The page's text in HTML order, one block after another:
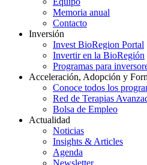
Memoria anual
Contacto
Inversión
Invest BioRegion Portal
Invertir en la BioRegión
Programas para
Acceleración, Adopción y
Conoce todos los
Red de Terapias
Bolsa de Empleo
Actualidad
Noticias
Insights & Articles
Agenda